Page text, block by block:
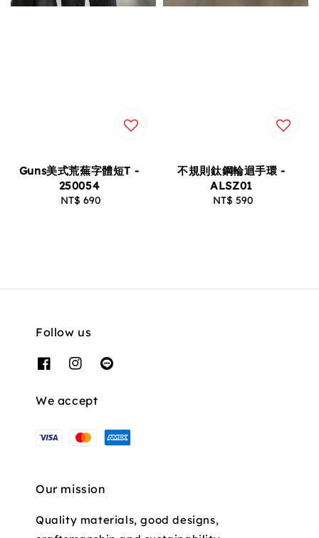
Guns美式荒蕪字體短T -
250054
Regular
NT$ 690
不規則鈦鋼輪迴手環 -
ALSZ01
Regular
NT$ 590
Follow us
We accept
Our mission
Quality materials, good designs,